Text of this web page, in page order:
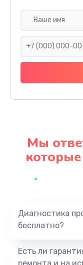
Мы
Диагностика
бесплатно?
Есть ли
ремонта и на